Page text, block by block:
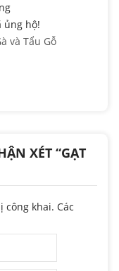
ủng hộ!
và Tẩu Gỗ
XÉT “GẠT
công khai. Các